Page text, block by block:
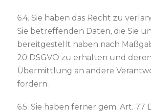
6.4. Sie haben das Recht zu
Sie betreffenden Daten, die Sie
bereitgestellt haben nach
20 DSGVO zu erhalten und deren
Übermittlung an andere
fordern.
6.5. Sie haben ferner gem. Art. 77